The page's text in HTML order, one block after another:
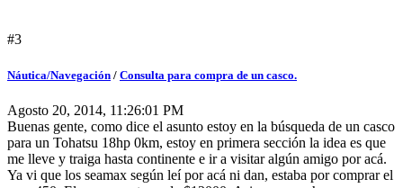
#3
Náutica/Navegación / Consulta para compra de un casco.
Agosto 20, 2014, 11:26:01 PM
Buenas gente, como dice el asunto estoy en la búsqueda de un casco
para un Tohatsu 18hp 0km, estoy en primera sección la idea es que
me lleve y traiga hasta continente e ir a visitar algún amigo por acá.
Ya vi que los seamax según leí por acá ni dan, estaba por comprar el